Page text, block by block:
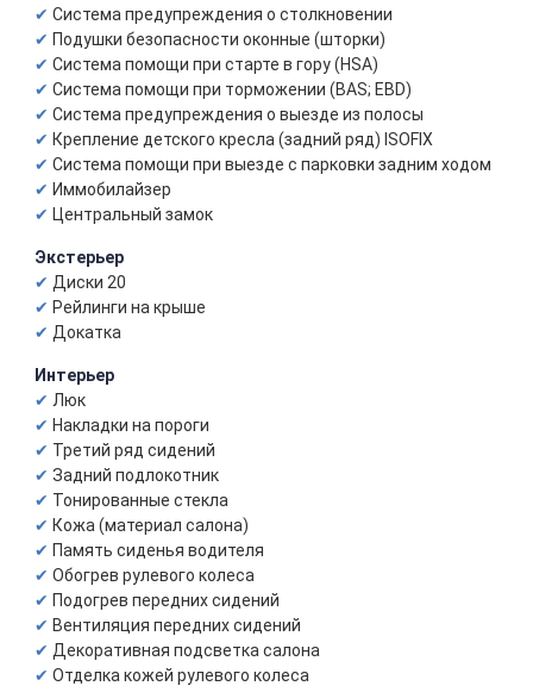
Система предупреждения о столкновении
Подушки безопасности оконные (шторки)
Система помощи при старте в гору (HSA)
Система помощи при торможении (BAS; EBD)
Система предупреждения о выезде из полосы
Крепление детского кресла (задний ряд) ISOFIX
Система помощи при выезде с парковки задним ходом
Иммобилайзер
Центральный замок
Экстерьер
Диски 20
Рейлинги на крыше
Докатка
Интерьер
Люк
Накладки на пороги
Третий ряд сидений
Задний подлокотник
Тонированные стекла
Кожа (материал салона)
Память сиденья водителя
Обогрев рулевого колеса
Подогрев передних сидений
Вентиляция передних сидений
Декоративная подсветка салона
Отделка кожей рулевого колеса